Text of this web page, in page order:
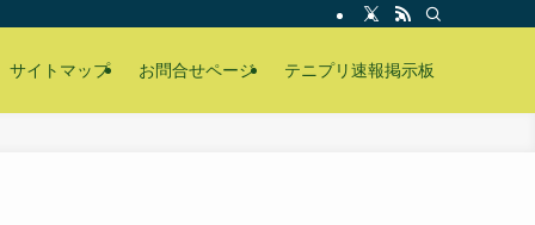
サイトマップ お問合せページ テニプリ速報掲示板